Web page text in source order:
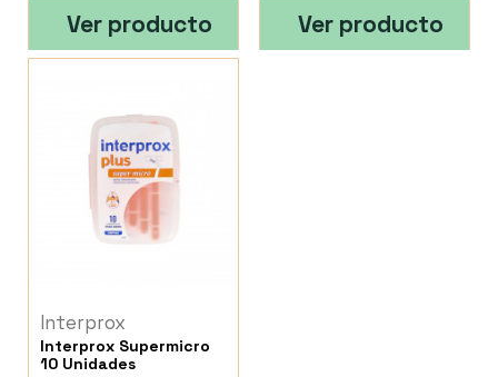
Ver producto Ver producto
Interprox
Interprox Supermicro
10 Unidades